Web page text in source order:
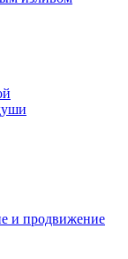
и продвижение